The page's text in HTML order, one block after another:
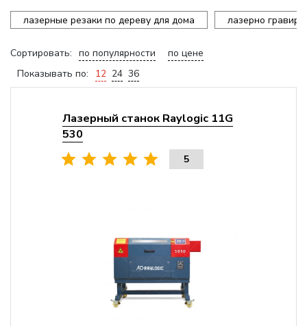
лазерные резаки по дереву для дома лазерно
Сортировать: по популярности
по цене
Показывать по:
12 24 36
Лазерный станок Raylogic 11G
530
5